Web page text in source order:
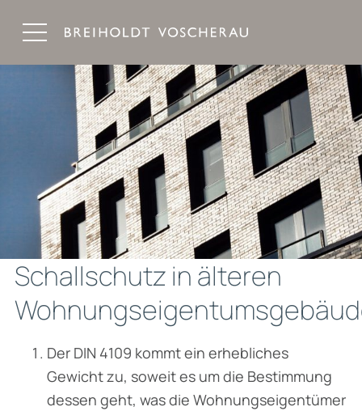
Schallschutz in älteren
Der DIN 4109 kommt ein erhebliches
Gewicht zu, soweit es um die Bestimmung
dessen geht, was die Wohnungseigentümer